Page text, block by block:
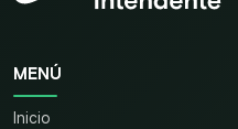
MENÚ
Inicio